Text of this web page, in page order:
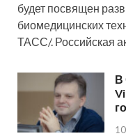
будет посвящен
биомедицинских
ТАСС/. Российская
В